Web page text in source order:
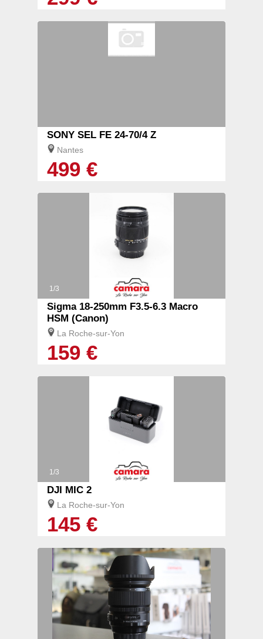
SONY SEL FE 24-70/4 Z
Nantes
499 €
1/3
Sigma 18-250mm F3.5-6.3 Macro
HSM (Canon)
La Roche-sur-Yon
159 €
1/3
DJI MIC 2
La Roche-sur-Yon
145 €